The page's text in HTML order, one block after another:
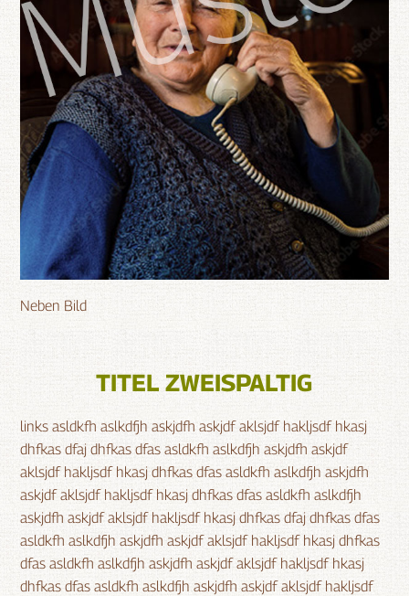
Neben Bild
TITEL ZWEISPALTIG
links asldkfh aslkdfjh askjdfh askjdf aklsjdf hakljsdf hkasj
dhfkas dfaj dhfkas dfas asldkfh aslkdfjh askjdfh askjdf
aklsjdf hakljsdf hkasj dhfkas dfas asldkfh aslkdfjh askjdfh
askjdf aklsjdf hakljsdf hkasj dhfkas dfas asldkfh aslkdfjh
askjdfh askjdf aklsjdf hakljsdf hkasj dhfkas dfaj dhfkas dfas
asldkfh aslkdfjh askjdfh askjdf aklsjdf hakljsdf hkasj dhfkas
dfas asldkfh aslkdfjh askjdfh askjdf aklsjdf hakljsdf hkasj
dhfkas dfas asldkfh aslkdfjh askjdfh askjdf aklsjdf hakljsdf